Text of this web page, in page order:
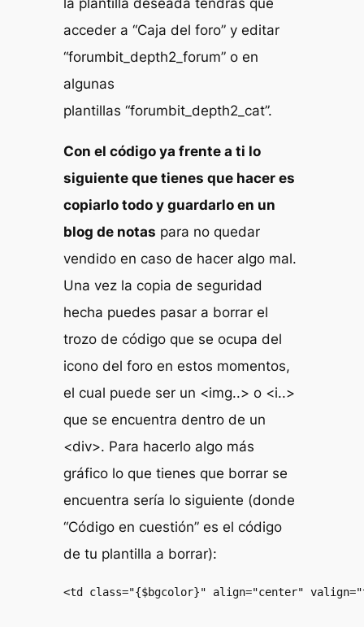
acceder a “Caja del foro” y editar
“forumbit_depth2_forum” o en
algunas
plantillas “forumbit_depth2_cat”.
Con el código ya frente a ti lo
siguiente que tienes que hacer es
copiarlo todo y guardarlo en un
blog de notas para no quedar
vendido en caso de hacer algo mal.
Una vez la copia de seguridad
hecha puedes pasar a borrar el
trozo de código que se ocupa del
icono del foro en estos momentos,
el cual puede ser un <img..> o <i..>
que se encuentra dentro de un
<div>. Para hacerlo algo más
gráfico lo que tienes que borrar se
encuentra sería lo siguiente (donde
“Código en cuestión” es el código
de tu plantilla a borrar):
<td class="{$bgcolor}" align="center"